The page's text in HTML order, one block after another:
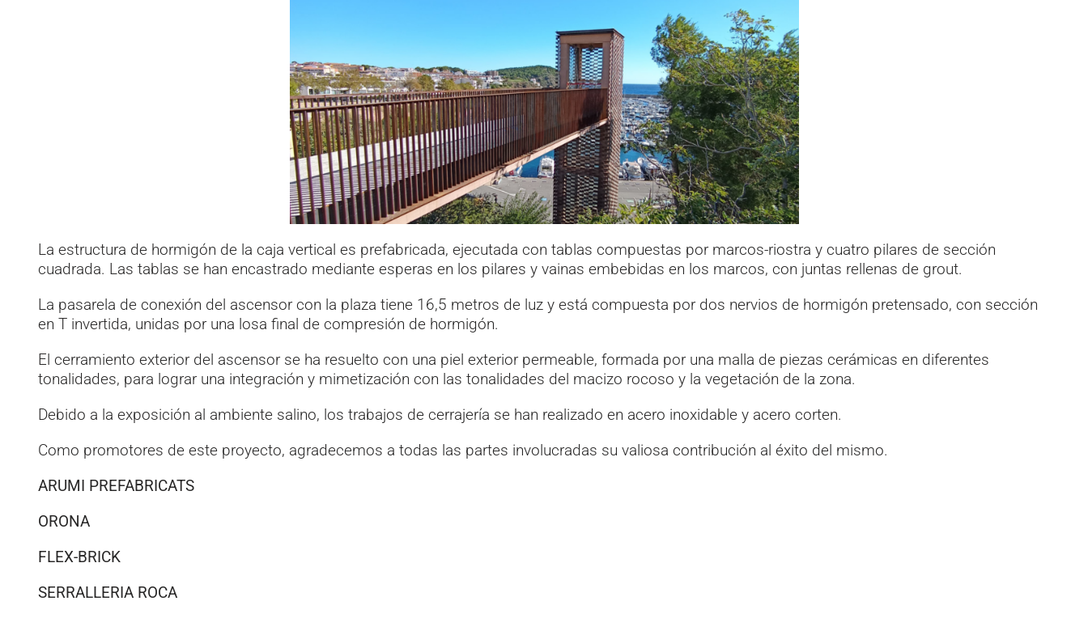
La estructura de hormigón de la caja vertical es prefabricada, ejecutada con tablas compuestas por marcos-riostra y cuatro pilares de sección
cuadrada. Las tablas se han encastrado mediante esperas en los pilares y vainas embebidas en los marcos, con juntas rellenas de grout.
La pasarela de conexión del ascensor con la plaza tiene 16,5 metros de luz y está compuesta por dos nervios de hormigón pretensado, con sección
en T invertida, unidas por una losa final de compresión de hormigón.
El cerramiento exterior del ascensor se ha resuelto con una piel exterior permeable, formada por una malla de piezas cerámicas en diferentes
tonalidades, para lograr una integración y mimetización con las tonalidades del macizo rocoso y la vegetación de la zona.
Debido a la exposición al ambiente salino, los trabajos de cerrajería se han realizado en acero inoxidable y acero corten.
Como promotores de este proyecto, agradecemos a todas las partes involucradas su valiosa contribución al éxito del mismo.
ARUMI PREFABRICATS
ORONA
FLEX-BRICK
SERRALLERIA ROCA